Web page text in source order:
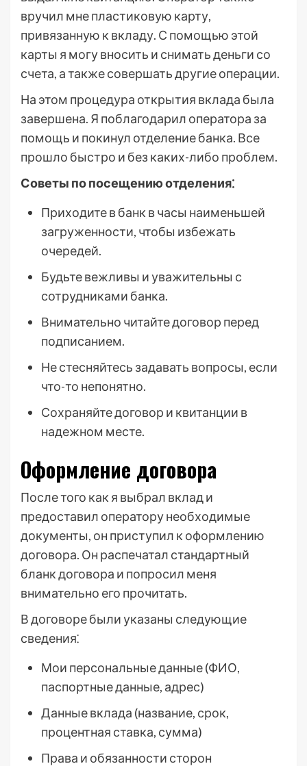
вручил мне пластиковую карту,
привязанную к вкладу. С помощью этой
карты я могу вносить и снимать деньги со
счета, а также совершать другие операции.
На этом процедура открытия вклада была
завершена. Я поблагодарил оператора за
помощь и покинул отделение банка. Все
прошло быстро и без каких-либо проблем.
Советы по посещению отделения⁚
Приходите в банк в часы наименьшей
загруженности, чтобы избежать
очередей.
Будьте вежливы и уважительны с
сотрудниками банка.
Внимательно читайте договор перед
подписанием.
Не стесняйтесь задавать вопросы, если
что-то непонятно.
Сохраняйте договор и квитанции в
надежном месте.
Оформление договора
После того как я выбрал вклад и
предоставил оператору необходимые
документы, он приступил к оформлению
договора. Он распечатал стандартный
бланк договора и попросил меня
внимательно его прочитать.
В договоре были указаны следующие
сведения⁚
Мои персональные данные (ФИО,
паспортные данные, адрес)
Данные вклада (название, срок,
процентная ставка, сумма)
Права и обязанности сторон